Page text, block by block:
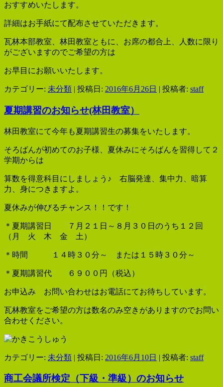
おすすめいたします。
詳細はお手紙にて配布させていただきます。
瓦林本部教室、林田教室ともに、お席の都合上、人数に限り
がございますのでご希望の方は
お早目にお願いいたします。
カテゴリー: 未分類 | 投稿日: 2016年6月26日 | 投稿者: staff
夏期講習のお知らせ(林田教室）
林田教室にて今年も夏期講習生の募集をいたします。
そろばんが初めてのお子様、夏休みにそろばんを習得して２
学期からは
算数を得意科目にしましょう♪ 右脳発達、集中力、暗算
力、身につきますよ。
夏休みが伸びるチャンス！！です！
＊夏期講習日 ７月２１日～８月３０日のうち１２回
（月 火 木 金 土）
＊時間 １４時３０分～ または１５時３０分～
＊夏期講習代 ６９００円（税込）
お申込み お問い合わせはお電話にてお待ちしています。
瓦林教室をご希望の方は数名のみ空きがありますのでお問い
合わせください。
カテゴリー: 未分類 | 投稿日: 2016年6月10日 | 投稿者: staff
商工会議所検定（下級・準級）のお知らせ